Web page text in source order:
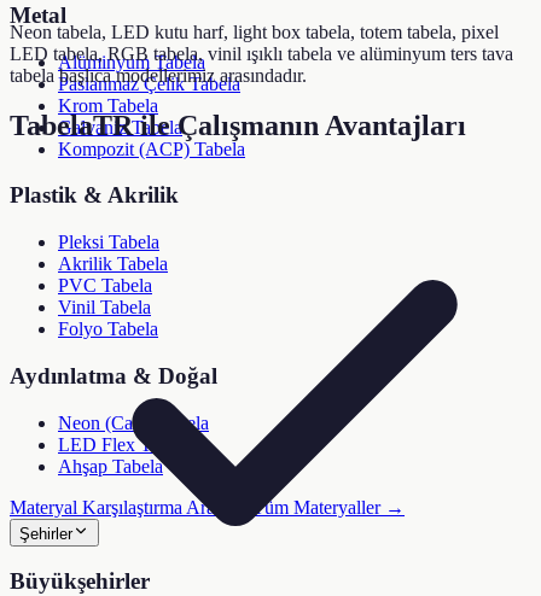
Metal
Alüminyum Tabela
Paslanmaz Çelik Tabela
Krom Tabela
Galvaniz Tabela
Kompozit (ACP) Tabela
Plastik & Akrilik
Pleksi Tabela
Akrilik Tabela
PVC Tabela
Vinil Tabela
Folyo Tabela
Aydınlatma & Doğal
Neon (Cam) Tabela
LED Flex Tabela
Ahşap Tabela
Materyal Karşılaştırma Aracı →
Tüm Materyaller →
Şehirler
Büyükşehirler
Neon tabela, LED kutu harf, light box tabela, totem tabela, pixel
LED tabela, RGB tabela, vinil ışıklı tabela ve alüminyum ters tava
tabela başlıca modellerimiz arasındadır.
TabelaTR ile Çalışmanın Avantajları